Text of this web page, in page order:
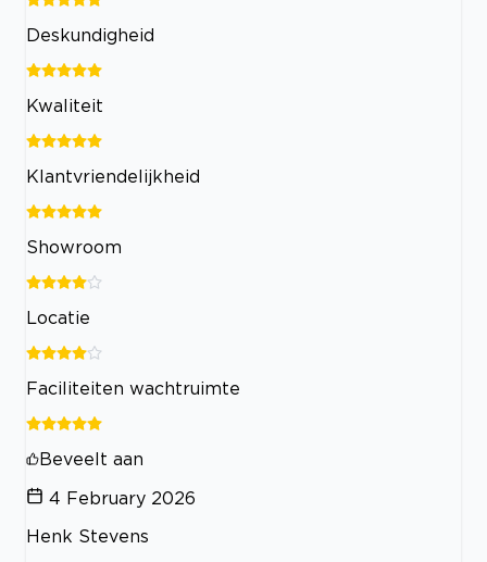
Deskundigheid
Kwaliteit
Klantvriendelijkheid
Showroom
Locatie
Faciliteiten wachtruimte
Beveelt aan
4 February 2026
Henk Stevens